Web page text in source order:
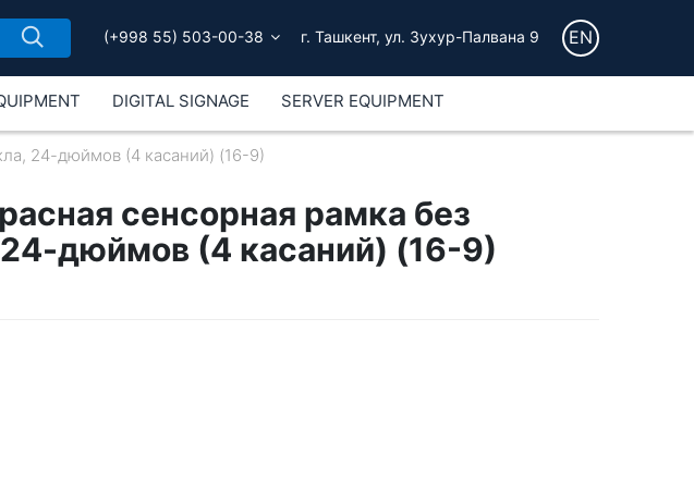
(+998 55) 503-00-38 г. Ташкент, ул. Зухур-Палвана 9 EN
DIGITAL SIGNAGE SERVER EQUIPMENT
24-дюймов (4 касаний) (16-9)
сенсорная рамка без
24-дюймов (4 касаний) (16-9)